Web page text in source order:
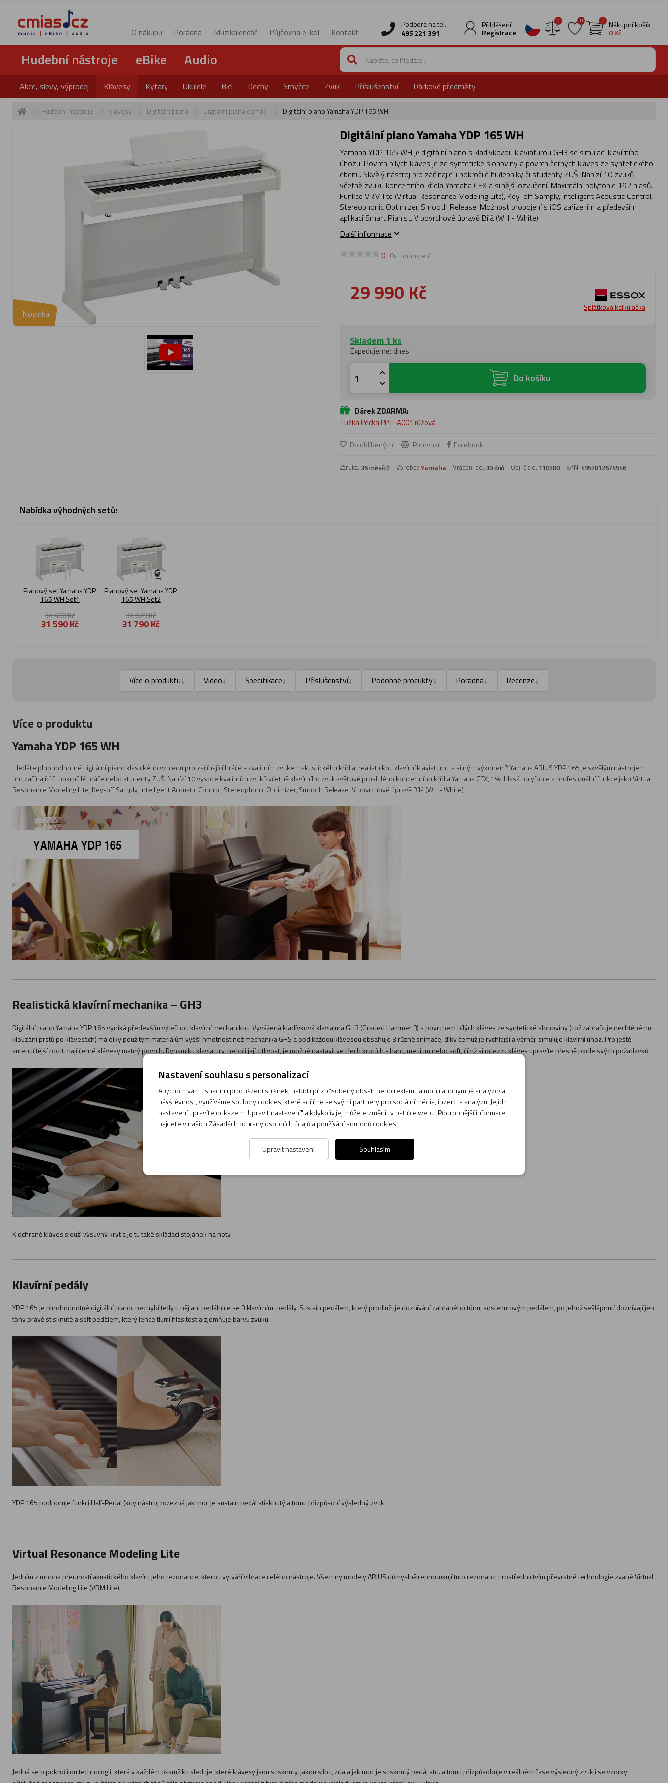
O nákupu Poradna Muzikalendář Půjčovna e-kol Kontakt
Podpora na tel.
495 221 391
Přihlášení
Registrace
0 0 Nákupní košík
0 Kč
0
Hudební nástroje eBike Audio
Akce, slevy, výprodej Klávesy Kytary Ukulele Bicí Dechy Smyčce Zvuk Příslušenství Dárkové předměty
Hudební nástroje Klávesy Digitální piana Digitální piana domácí Digitální piano Yamaha YDP 165 WH
Novinka
Digitální piano Yamaha YDP 165 WH
Yamaha YDP 165 WH je digitální piano s kladívkovou klaviaturou GH3 se simulací klavírního
úhozu. Povrch bílých kláves je ze syntetické slonoviny a povrch černých kláves ze syntetického
ebenu. Skvělý nástroj pro začínající i pokročilé hudebníky či studenty ZUŠ. Nabízí 10 zvuků
včetně zvuku koncertního křídla Yamaha CFX a silnější ozvučení. Maximální polyfonie 192 hlasů.
Funkce VRM lite (Virtual Resonance Modeling Lite), Key-off Samply, Intelligent Acoustic Control,
Stereophonic Optimizer, Smooth Release. Možnost propojení s iOS zařízením a především
aplikací Smart Pianist. V povrchové úpravě Bílá (WH - White).
Další informace
0 0x Hodnocení
29 990 Kč
Splátková kalkulačka
Skladem 1 ks
Expedujeme: dnes
Do košíku
Dárek ZDARMA:
Tužka Pecka PPT-A001 růžová
Do oblíbených Porovnat Facebook
Záruka: 36 měsíců Výrobce:Yamaha Vrácení do: 30 dnů Obj. číslo: 110580 EAN: 4957812674546
Nabídka výhodných setů:
Pianový set Yamaha YDP
165 WH Set1
34 480 Kč
31 590 Kč
Pianový set Yamaha YDP
165 WH Set2
34 829 Kč
31 790 Kč
Více o produktu↓ Video↓ Specifikace↓ Příslušenství↓ Podobné produkty↓ Poradna↓ Recenze↓
Více o produktu
Yamaha YDP 165 WH
Hledáte plnohodnotné digitální piano klasického vzhledu pro začínající hráče s kvalitním zvukem akustického křídla, realistickou klavírní klaviaturou a silným výkonem? Yamaha ARIUS YDP 165 je skvělým nástrojem
pro začínající či pokročilé hráče nebo studenty ZUŠ. Nabízí 10 vysoce kvalitních zvuků včetně klavírního zvuk světově proslulého koncertního křídla Yamaha CFX, 192 hlasá polyfonie a profesionální funkce jako Virtual
Resonance Modeling Lite, Key-off Samply, Intelligent Acoustic Control, Stereophonic Optimizer, Smooth Release. V povrchové úpravě Bílá (WH - White).
Realistická klavírní mechanika – GH3
Digitální piano Yamaha YDP 165 vyniká především výtečnou klavírní mechanikou. Vyvážená kladívková klaviatura GH3 (Graded Hammer 3) s povrchem bílých kláves ze syntetické slonoviny (což zabraňuje nechtěnému
klouzání prstů po klávesách) má díky použitým materiálům vyšší hmotnost než mechanika GHS a pod každou klávesou obsahuje 3 různé snímače, díky čemuž je rychlejší a věrněji simuluje klavírní úhoz. Pro ještě
autentičtější pocit mají černé klávesy matný povrch. Dynamiku klaviatury, neboli její citlivost, je možné nastavit ve třech krocích - hard, medium nebo soft, čímž si odezvu kláves upravíte přesně podle svých požadavků.
K ochraně kláves slouží výsuvný kryt a je tu také skládací stojánek na noty.
Klavírní pedály
YDP 165 je plnohodnotné digitální piano, nechybí tedy u něj ani pedálnice se 3 klavírními pedály. Sustain pedálem, který prodlužuje doznívání zahraného tónu, sostenutovým pedálem, po jehož sešlápnutí doznívají jen
tóny právě stisknuté a soft pedálem, který lehce tlumí hlasitost a zjemňuje barvu zvuku.
YDP 165 podporuje funkci Half-Pedal (kdy nástroj rozezná jak moc je sustain pedál stisknutý a tomu přizpůsobí výsledný zvuk.
Virtual Resonance Modeling Lite
Jedním z mnoha předností akustického klavíru jeho rezonance, kterou vytváří vibrace celého nástroje. Všechny modely ARIUS důmyslně reprodukují tuto rezonanci prostřednictvím převratné technologie zvané Virtual
Resonance Modeling Lite (VRM Lite).
Jedná se o pokročilou technologii, která v každém okamžiku sleduje, které klávesy jsou stisknuty, jakou silou, zda a jak moc je stisknutý pedál atd. a tomu přizpůsobuje v reálném čase výsledný zvuk i se vzorky
Nastavení souhlasu s personalizací
Abychom vám usnadnili procházení stránek, nabídli přizpůsobený obsah nebo reklamu a mohli anonymně analyzovat
návštěvnost, využíváme soubory cookies, které sdílíme se svými partnery pro sociální média, inzerci a analýzu. Jejich
nastavení upravíte odkazem "Upravit nastavení" a kdykoliv jej můžete změnit v patičce webu. Podrobnější informace
najdete v našich Zásadách ochrany osobních údajůapoužívání souborů cookies.
Upravit nastavení Souhlasím